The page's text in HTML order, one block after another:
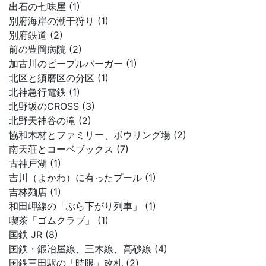
出石の七味屋 (1)
別府海岸の潮干狩り (1)
別府鉄道 (2)
前の豊岡病院 (2)
加古川のピープルバーガー (1)
北区と須磨区の分区 (1)
北神急行電鉄 (1)
北野坂のCROSS (3)
北野天神谷の滝 (2)
協和木材とファミリー、ボウリング場 (2)
南天荘とコーベブックス (7)
古神戸湖 (1)
吉川（よかわ）に有ったプール (1)
吉林麺店 (1)
和田岬線の「ぶら下がり列車」 (1)
喫茶「ゴムクラブ」 (1)
国鉄 JR (8)
国鉄・鍛冶屋線、三木線、高砂線 (4)
国鉄三田駅の「時限」改札 (2)